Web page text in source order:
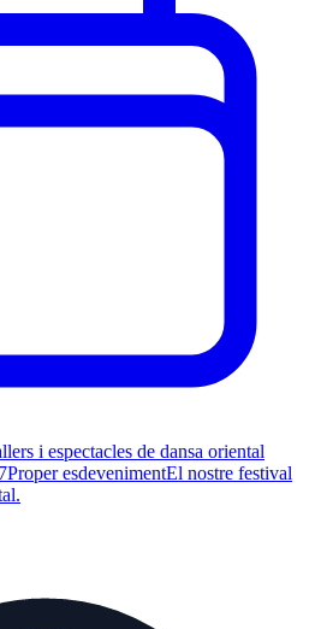
i espectacles de dansa oriental
Proper esdevenimentEl nostre festival